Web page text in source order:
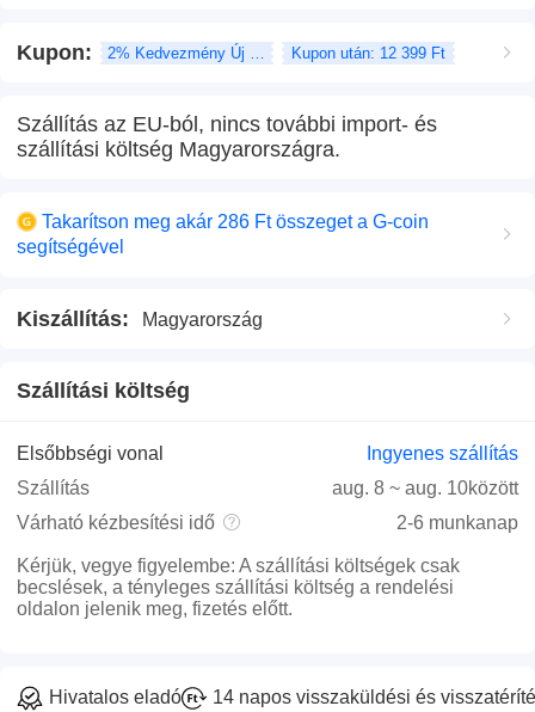
Kupon: Kupon után: 12 399 Ft
Szállítás az EU-ból, nincs további import- és
szállítási költség Magyarországra.
Takarítson meg akár 286 Ft összeget a G-coin
segítségével
Kiszállítás: Magyarország
Szállítási költség
Elsőbbségi vonal
Ingyenes szállítás
Szállítás
aug. 8~ aug. 10között
Várható kézbesítési idő
2-6 munkanap
Kérjük, vegye figyelembe:A szállítási költségek csak
becslések, a tényleges szállítási költség a rendelési
oldalon jelenik meg, fizetés előtt.
Hivatalos eladó 14 napos visszaküldési és